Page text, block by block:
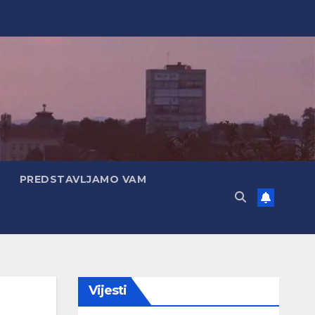
PREDSTAVLJAMO VAM
Vijesti